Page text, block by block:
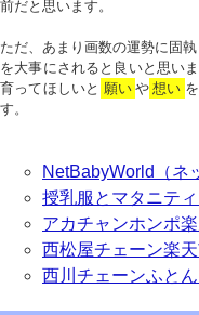
前だと思います。
ただ、あまり画数の運勢に固
を大事にされると良いと思い
育ってほしいと 願い や 想い
す。
NetBabyWorld（ネ
授乳服とマタニテ
アカチャンホンポ
西松屋チェーン楽
西川チェーンふと